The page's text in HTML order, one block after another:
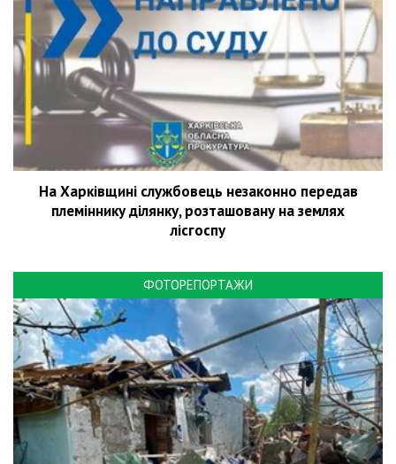
На Харківщині службовець незаконно передав
племіннику ділянку, розташовану на землях
лісгоспу
ФОТОРЕПОРТАЖИ